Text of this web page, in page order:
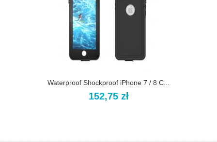
Waterproof Shockproof iPhone 7 / 8 C...
152,75 zł